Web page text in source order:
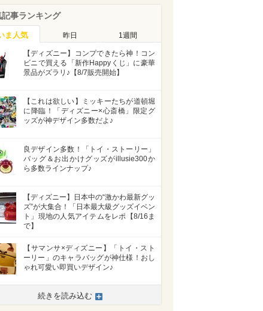
記事ランキング
ま人気 昨日 1週間
【ディズニー】コンプできたら神！コン
ビニで買える「新作Happyくじ」に豪華
景品がズラリ♪【8/7販売開始】
【これは欲しい】ミッキーたちが道頓堀
に降臨！「ディズニー×心斎橋」限定グ
ッズが神デザイン多数だよ♪
良デザイン多数！「トイ・ストーリー」
バッグ＆お出かけグッズがillusie300か
ら多数ラインナップ♪
【ディズニー】日本中の“激かわ最新グッ
ズ”が大集合！「日本最大級グッズイベン
ト」現地の人気アイテムをレポ【8/16ま
で】
【サマンサ×ディズニー】「トイ・スト
ーリー」のキャラバッグが神仕様！おし
ゃれ可愛い即買いデザイン♪
続きを読み込む